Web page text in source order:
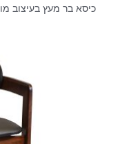
כיסא בר מעץ בעיצוב